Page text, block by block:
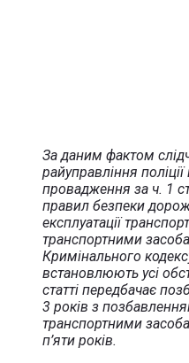
За даним фактом
райуправління
провадження за ч. 1
правил безпеки
експлуатації
транспортними
Кримінального
встановлюють усі
статті передбачає
3 років з
транспортними
п’яти років.